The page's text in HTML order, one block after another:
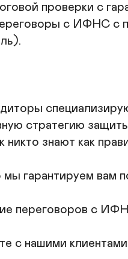
поле;
Экономия времени и
консультацию и
проверки с
с ИФНС с
стратегию
знают как
гарантируем вам
переговоров с
с нашими